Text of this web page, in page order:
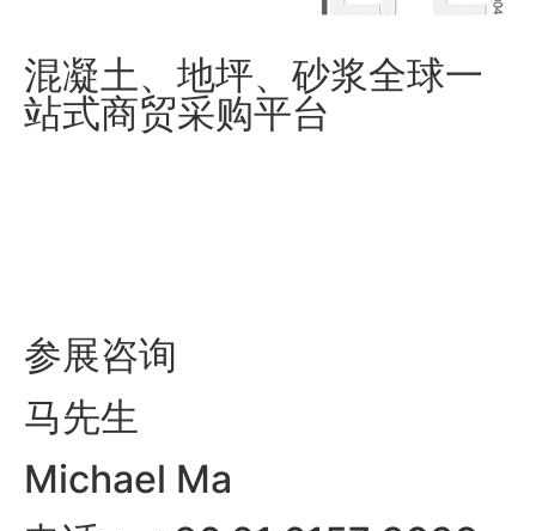
混凝土、地坪、砂浆全球一
站式商贸采购平台
参展咨询
马先生
Michael Ma